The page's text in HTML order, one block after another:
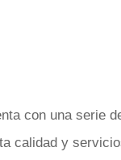
con una serie
calidad y